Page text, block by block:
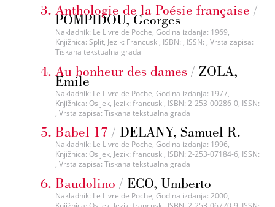
Anthologie de la Poésie française /
POMPIDOU, Georges
Nakladnik: Le Livre de Poche, Godina izdanja: 1969,
Knjižnica: Split, Jezik: Francuski, ISBN: , ISSN: , Vrsta zapisa:
Tiskana tekstualna građa
Au bonheur des dames / ZOLA,
Emile
Nakladnik: Le Livre de Poche, Godina izdanja: 1977,
Knjižnica: Osijek, Jezik: francuski, ISBN: 2-253-00286-0, ISSN:
, Vrsta zapisa: Tiskana tekstualna građa
Babel 17 / DELANY, Samuel R.
Nakladnik: Le Livre de Poche, Godina izdanja: 1996,
Knjižnica: Osijek, Jezik: francuski, ISBN: 2-253-07184-6, ISSN:
, Vrsta zapisa: Tiskana tekstualna građa
Baudolino / ECO, Umberto
Nakladnik: Le Livre de Poche, Godina izdanja: 2000,